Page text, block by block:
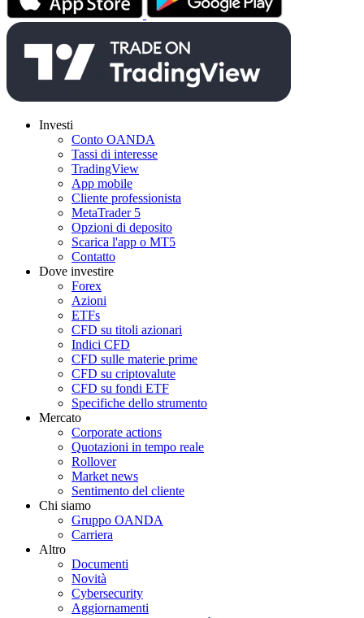
Investi
Conto OANDA
Tassi di interesse
TradingView
App mobile
Cliente professionista
MetaTrader 5
Opzioni di deposito
Scarica l'app o MT5
Contatto
Dove investire
Forex
Azioni
ETFs
CFD su titoli azionari
Indici CFD
CFD sulle materie prime
CFD su criptovalute
CFD su fondi ETF
Specifiche dello strumento
Mercato
Corporate actions
Quotazioni in tempo reale
Rollover
Market news
Sentimento del cliente
Chi siamo
Gruppo OANDA
Carriera
Altro
Documenti
Novità
Cybersecurity
Aggiornamenti